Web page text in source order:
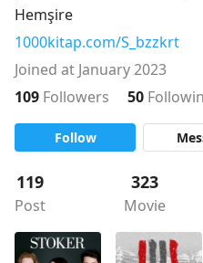
Hemşire
1000kitap.com/S_bzzkrt
Joined at January 2023
109 Followers 50
Follow
119
Post
323
Movie